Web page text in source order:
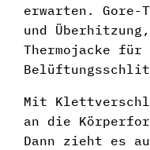
erwarten. Gore-
und
Thermojacke
Mit
an die
Dann zieht es